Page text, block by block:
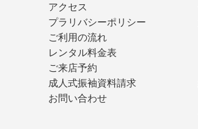
アクセス
プラリバシーポリシー
ご利用の流れ
レンタル料金表
ご来店予約
成人式振袖資料請求
お問い合わせ